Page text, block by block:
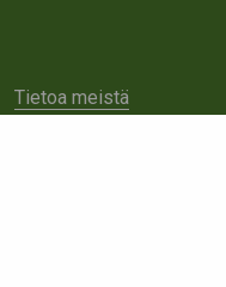
Tietoa meistä